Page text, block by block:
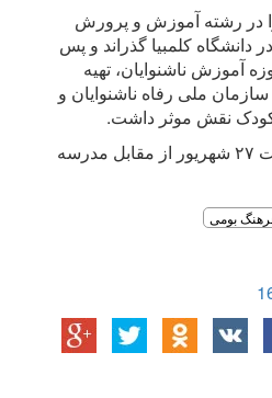
در رشته آموزش و پرورش
دانشگاه کلمبیا گذراند و پس
آموزش ناشنوایان، تهیه
ملی رفاه ناشنوایان و
نقش موثر داشت.
مراسم تشییع او قرار است ۲۷ شهریور از مقابل مدرسه
بومی